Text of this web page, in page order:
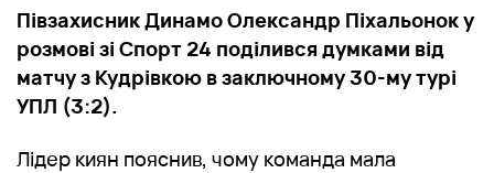
Півзахисник Динамо Олександр Піхальонок у
розмові зі Спорт 24 поділився думками від
матчу з Кудрівкою в заключному 30-му турі
УПЛ (3:2).
Лідер киян пояснив, чому команда мала